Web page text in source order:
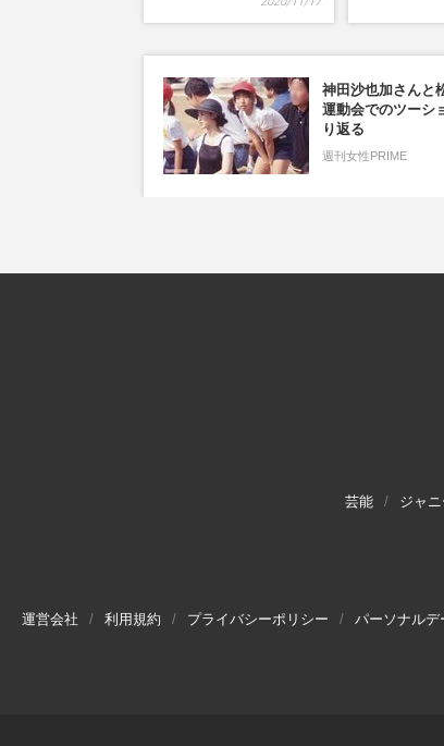
神田沙也加さんと
運動会でのツーシ
り返る
週刊女性PRIME
芸能 ジャ
運営会社 利用規約 プライバシーポリシー パーソナルデ